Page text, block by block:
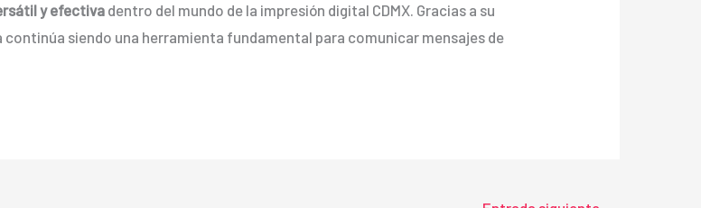
y efectiva dentro del mundo de la impresión digital CDMX. Gracias a su
siendo una herramienta fundamental para comunicar mensajes de